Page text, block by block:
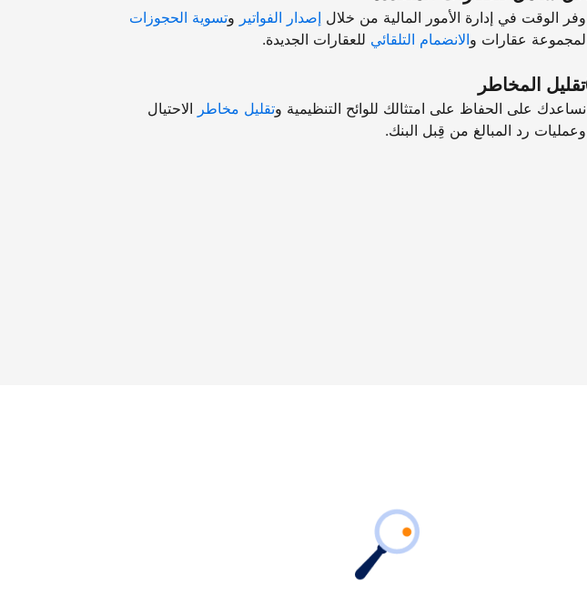
وفر الوقت في إدارة الأمور المالية من خلال إصدار الفواتير وتسوية الحجوزات
لمجموعة عقارات والانضمام التلقائي للعقارات الجديدة.
تقليل المخاطر
نساعدك على الحفاظ على امتثالك للوائح التنظيمية وتقليل مخاطر الاحتيال
وعمليات رد المبالغ من قِبل البنك.